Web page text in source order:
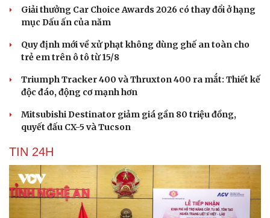
Giải thưởng Car Choice Awards 2026 có thay đổi ở hạng
mục Dấu ấn của năm
Quy định mới về xử phạt không dùng ghế an toàn cho
trẻ em trên ô tô từ 15/8
Triumph Tracker 400 và Thruxton 400 ra mắt: Thiết kế
độc đáo, động cơ mạnh hơn
Mitsubishi Destinator giảm giá gần 80 triệu đồng,
quyết đấu CX-5 và Tucson
TIN 24H